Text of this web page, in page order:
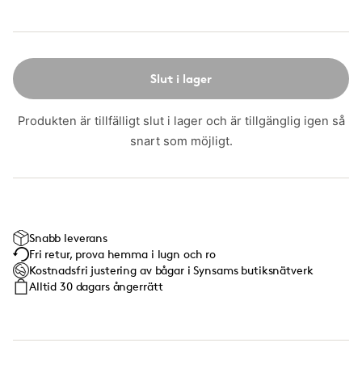
Slut i lager
Produkten är tillfälligt slut i lager och är tillgänglig igen så
snart som möjligt.
Snabb leverans
Fri retur, prova hemma i lugn och ro
Kostnadsfri justering av bågar i Synsams butiksnätverk
Alltid 30 dagars ångerrätt